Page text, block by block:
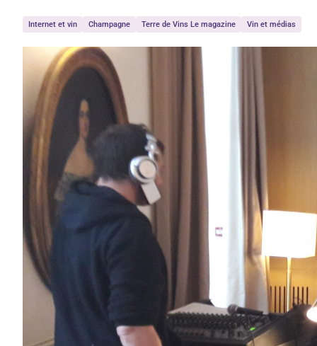
Internet et vin Champagne Terre de Vins Le magazine Vin et médias